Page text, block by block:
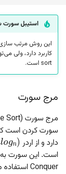
استیبل سورت
این روش مرتب
کاربرد دارد، ولی
sort است.
مرج سورت
سورت کردن است
دارد و از اردر
logn)
Conquer استفاده می‌کند.